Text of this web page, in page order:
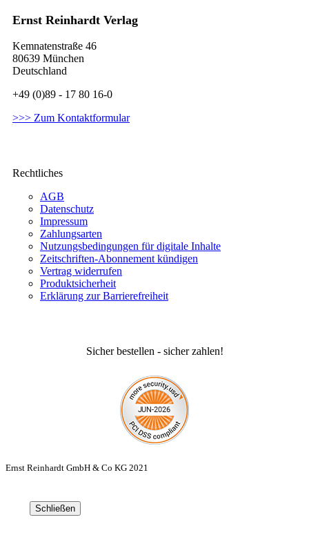
Ernst Reinhardt Verlag
Kemnatenstraße 46
80639 München
Deutschland
+49 (0)89 - 17 80 16-0
>>> Zum Kontaktformular
Rechtliches
AGB
Datenschutz
Impressum
Zahlungsarten
Nutzungsbedingungen für digitale Inhalte
Zeitschriften-Abonnement kündigen
Vertrag widerrufen
Produktsicherheit
Erklärung zur Barrierefreiheit
Sicher bestellen - sicher zahlen!
Ernst Reinhardt GmbH & Co KG 2021
Schließen